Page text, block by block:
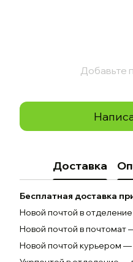
Добавьте
Доставка
Бесплатная доставка
Новой почтой в
Новой почтой в почтомат
Новой почтой курьером